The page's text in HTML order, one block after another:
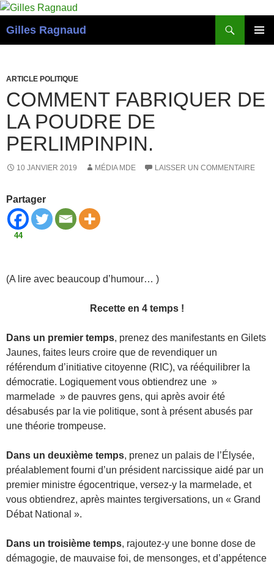
Gilles Ragnaud
ARTICLE POLITIQUE
COMMENT FABRIQUER DE
LA POUDRE DE
PERLIMPINPIN.
10 JANVIER 2019 MÉDIA MDE LAISSER UN COMMENTAIRE
Partager
44
(A lire avec beaucoup d’humour… )
Recette en 4 temps !
Dans un premier temps, prenez des manifestants en Gilets
Jaunes, faites leurs croire que de revendiquer un
référendum d’initiative citoyenne (RIC), va rééquilibrer la
démocratie. Logiquement vous obtiendrez une »
marmelade » de pauvres gens, qui après avoir été
désabusés par la vie politique, sont à présent abusés par
une théorie trompeuse.
Dans un deuxième temps, prenez un palais de l’Élysée,
préalablement fourni d’un président narcissique aidé par un
premier ministre égocentrique, versez-y la marmelade, et
vous obtiendrez, après maintes tergiversations, un « Grand
Débat National ».
Dans un troisième temps, rajoutez-y une bonne dose de
démagogie, de mauvaise foi, de mensonges, et d’appétence